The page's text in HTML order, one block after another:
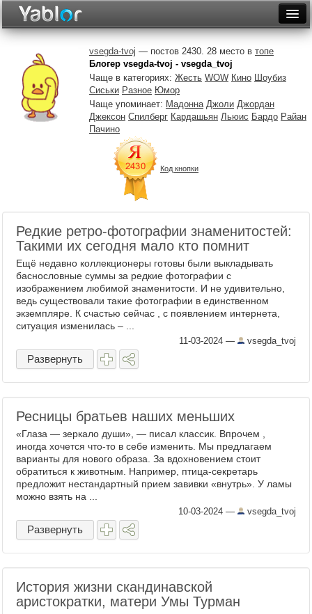
Неделя
Месяц
Рейтинги
Архив
Фототоп
vsegda-tvoj — постов 2430. 28 место в топе
Блогер vsegda-tvoj - vsegda_tvoj
Чаще в категориях: Жесть WOW Кино Шоубиз
Сиськи Разное Юмор
Чаще упоминает: Мадонна Джоли Джордан
Джексон Спилберг Кардашьян Льюис Бардо Райан
Пачино
Код кнопки
Редкие ретро-фотографии знаменитостей:
Такими их сегодня мало кто помнит
Ещё недавно коллекционеры готовы были выкладывать
баснословные суммы за редкие фотографии с
изображением любимой знаменитости. И не удивительно,
ведь существовали такие фотографии в единственном
экземпляре. К счастью сейчас , с появлением интернета,
ситуация изменилась – ...
11-03-2024 — vsegda_tvoj
Развернуть
Ресницы братьев наших меньших
«Глаза — зеркало души», — писал классик. Впрочем ,
иногда хочется что-то в себе изменить. Мы предлагаем
варианты для нового образа. За вдохновением стоит
обратиться к животным. Например, птица-секретарь
предложит нестандартный прием завивки «внутрь». У ламы
можно взять на ...
10-03-2024 — vsegda_tvoj
Развернуть
История жизни скандинавской
аристократки, матери Умы Турман